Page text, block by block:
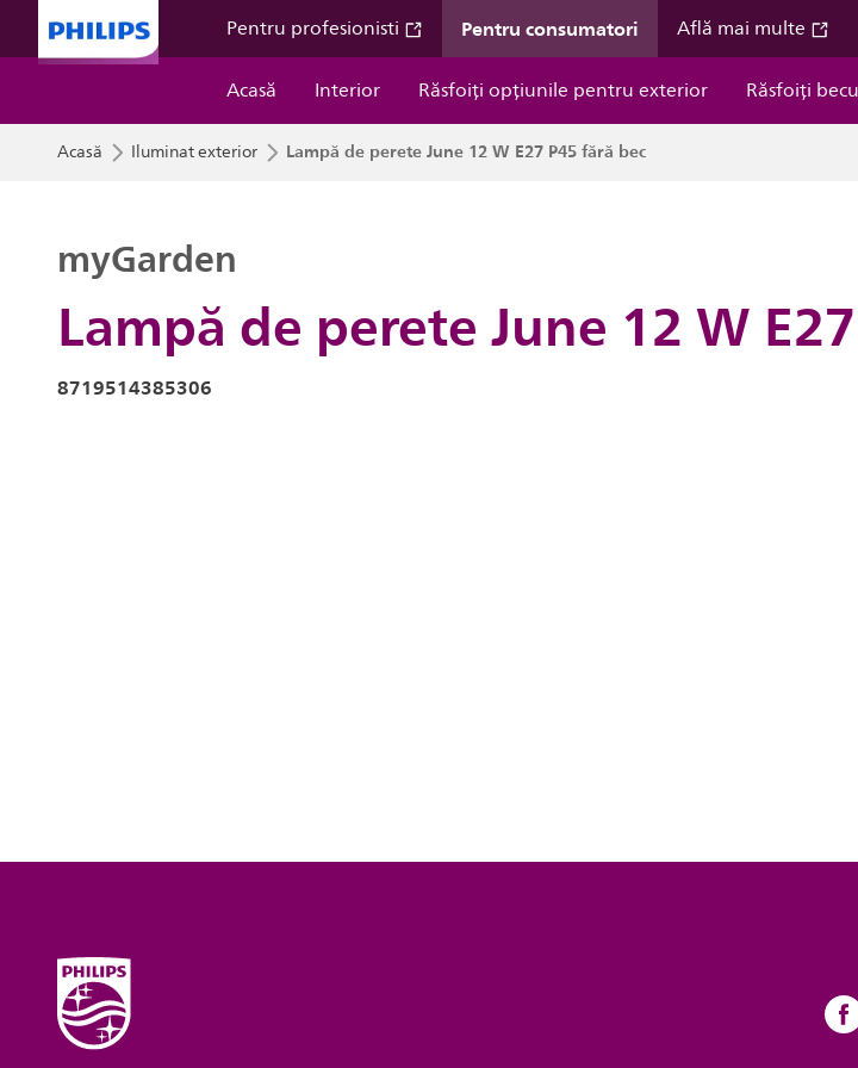
Pentru profesionisti Pentru consumatori Află mai multe
Acasă
Interior Răsfoiți opțiunile pentru exterior Răsfoiți
Acasă Iluminat exterior Lampă de perete June 12 W E27 P45 fără bec
Lampă de perete June 12 W
myGarden
8719514385306